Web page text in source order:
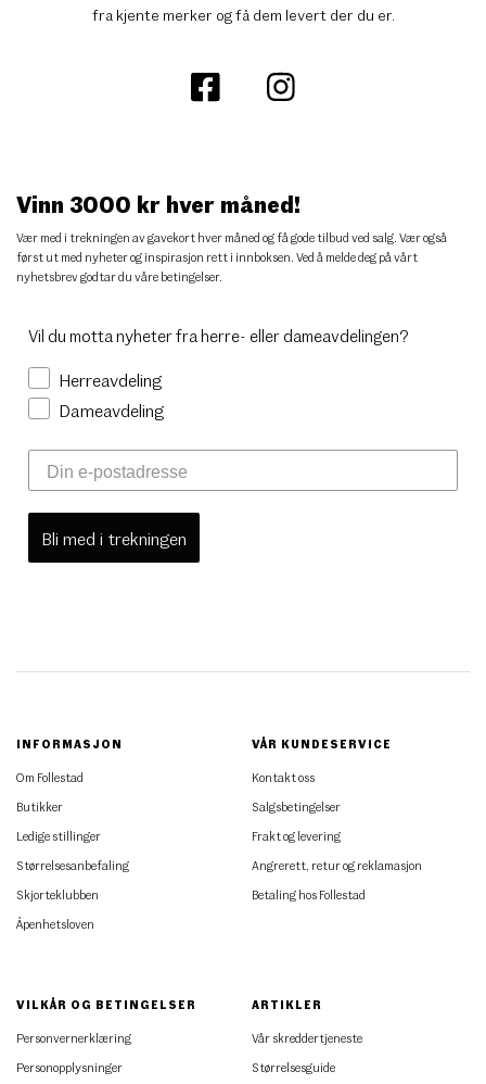
fra kjente merker og få dem levert der du er.
Vinn 3000 kr hver måned!
Vær med i trekningen av gavekort hver måned og få gode tilbud ved salg. Vær også
først ut med nyheter og inspirasjon rett i innboksen. Ved å melde deg på vårt
nyhetsbrev godtar du våre betingelser.
Vil du motta nyheter fra herre- eller dameavdelingen?
Herreavdeling
Dameavdeling
Bli med i trekningen
INFORMASJON
Om Follestad
Butikker
Ledige stillinger
Størrelsesanbefaling
Skjorteklubben
Åpenhetsloven
VÅR KUNDESERVICE
Kontakt oss
Salgsbetingelser
Frakt og levering
Angrerett, retur og reklamasjon
Betaling hos Follestad
VILKÅR OG BETINGELSER
Personvernerklæring
Personopplysninger
ARTIKLER
Vår skreddertjeneste
Størrelsesguide